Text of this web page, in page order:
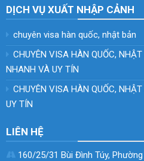
DỊCH VỤ XUẤT NHẬP CẢNH
chuyên visa hàn quốc, nhật bản
CHUYÊN VISA HÀN QUỐC,
NHANH VÀ UY TÍN
CHUYÊN VISA HÀN QUỐC,
UY TÍN
LIÊN HỆ
160/25/31 Bùi Đình Túy, Phường